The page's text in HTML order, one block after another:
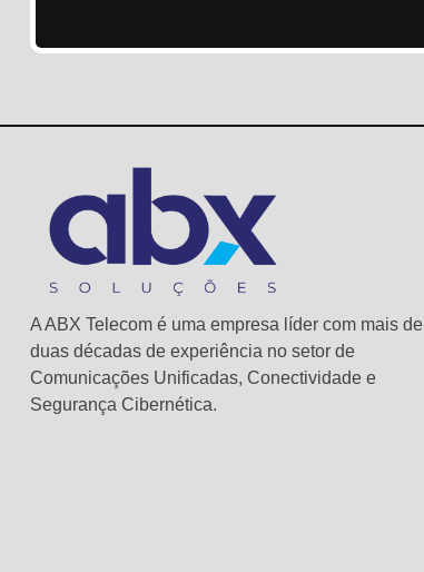
A ABX Telecom é uma empresa líder com mais de
duas décadas de experiência no setor de
Comunicações Unificadas, Conectividade e
Segurança Cibernética.